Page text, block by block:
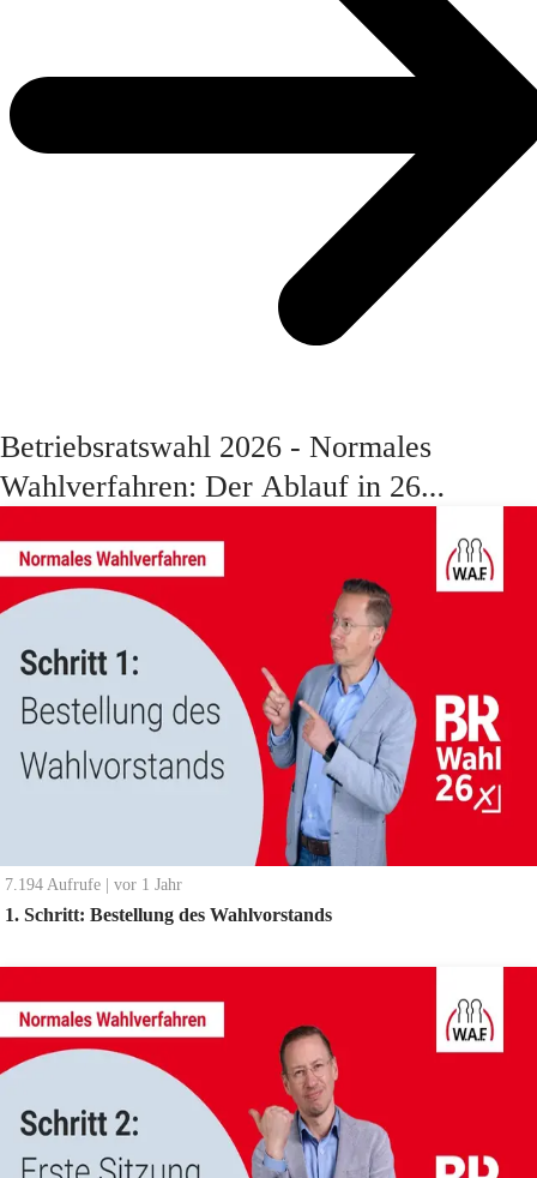
Be­triebs­rats­wahl 2026 - Nor­ma­les
Wahl­ver­fah­ren: Der Ablauf in 26
7.194 Aufrufe vor 1 Jahr
1. Schritt: Bestellung des Wahlvorstands